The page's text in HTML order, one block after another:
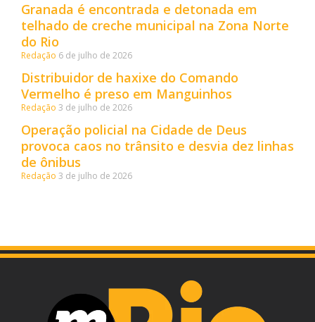
Granada é encontrada e detonada em
telhado de creche municipal na Zona Norte
do Rio
Redação 6 de julho de 2026
Distribuidor de haxixe do Comando
Vermelho é preso em Manguinhos
Redação 3 de julho de 2026
Operação policial na Cidade de Deus
provoca caos no trânsito e desvia dez linhas
de ônibus
Redação 3 de julho de 2026